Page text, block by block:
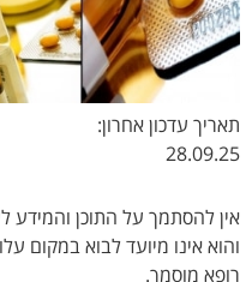
תאריך עדכון אחרון:
28.09.25
אין להסתמך על התוכן והמידע
והוא אינו מיועד לבוא במקום
רופא מוסמך.